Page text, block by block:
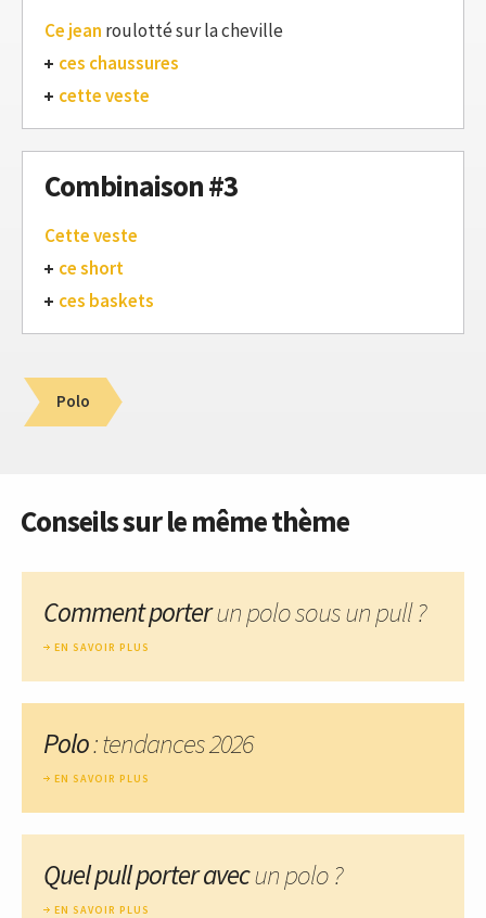
Ce jean roulotté sur la cheville
ces chaussures
cette veste
Combinaison #3
Cette veste
ce short
ces baskets
Polo
Conseils sur le même thème
Comment porterun polo sous un pull ?
EN SAVOIR PLUS
Polo: tendances 2026
EN SAVOIR PLUS
Quel pull porter avecun polo ?
EN SAVOIR PLUS